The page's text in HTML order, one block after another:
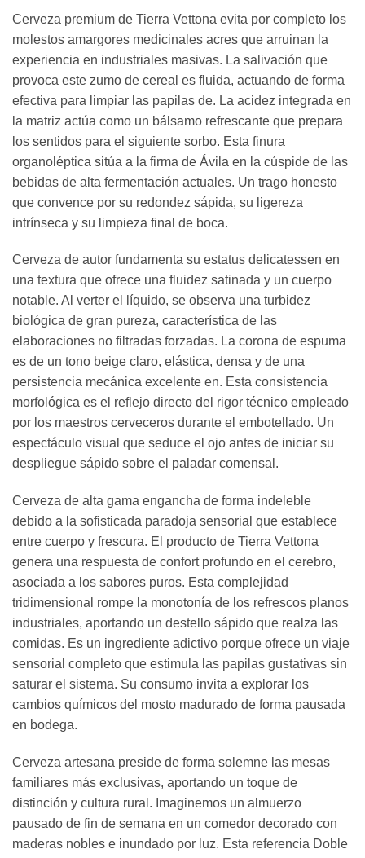
Cerveza premium de Tierra Vettona evita por completo los
molestos amargores medicinales acres que arruinan la
experiencia en industriales masivas. La salivación que
provoca este zumo de cereal es fluida, actuando de forma
efectiva para limpiar las papilas de. La acidez integrada en
la matriz actúa como un bálsamo refrescante que prepara
los sentidos para el siguiente sorbo. Esta finura
organoléptica sitúa a la firma de Ávila en la cúspide de las
bebidas de alta fermentación actuales. Un trago honesto
que convence por su redondez sápida, su ligereza
intrínseca y su limpieza final de boca.
Cerveza de autor fundamenta su estatus delicatessen en
una textura que ofrece una fluidez satinada y un cuerpo
notable. Al verter el líquido, se observa una turbidez
biológica de gran pureza, característica de las
elaboraciones no filtradas forzadas. La corona de espuma
es de un tono beige claro, elástica, densa y de una
persistencia mecánica excelente en. Esta consistencia
morfológica es el reflejo directo del rigor técnico empleado
por los maestros cerveceros durante el embotellado. Un
espectáculo visual que seduce el ojo antes de iniciar su
despliegue sápido sobre el paladar comensal.
Cerveza de alta gama engancha de forma indeleble
debido a la sofisticada paradoja sensorial que establece
entre cuerpo y frescura. El producto de Tierra Vettona
genera una respuesta de confort profundo en el cerebro,
asociada a los sabores puros. Esta complejidad
tridimensional rompe la monotonía de los refrescos planos
industriales, aportando un destello sápido que realza las
comidas. Es un ingrediente adictivo porque ofrece un viaje
sensorial completo que estimula las papilas gustativas sin
saturar el sistema. Su consumo invita a explorar los
cambios químicos del mosto madurado de forma pausada
en bodega.
Cerveza artesana preside de forma solemne las mesas
familiares más exclusivas, aportando un toque de
distinción y cultura rural. Imaginemos un almuerzo
pausado de fin de semana en un comedor decorado con
maderas nobles e inundado por luz. Esta referencia Doble